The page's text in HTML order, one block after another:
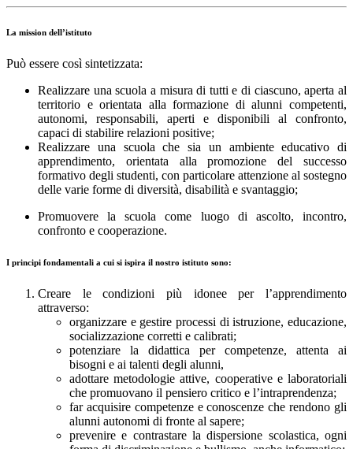
La mission dell’istituto
Può essere così sintetizzata:
Realizzare una scuola a misura di tutti e di ciascuno, aperta al
territorio e orientata alla formazione di alunni competenti,
autonomi, responsabili, aperti e disponibili al confronto,
capaci di stabilire relazioni positive;
Realizzare una scuola che sia un ambiente educativo di
apprendimento, orientata alla promozione del successo
formativo degli studenti, con particolare attenzione al sostegno
delle varie forme di diversità, disabilità e svantaggio;
Promuovere la scuola come luogo di ascolto, incontro,
confronto e cooperazione.
I principi fondamentali a cui si ispira il nostro istituto sono:
Creare le condizioni più idonee per l’apprendimento
attraverso:
organizzare e gestire processi di istruzione, educazione,
socializzazione corretti e calibrati;
potenziare la didattica per competenze, attenta ai
bisogni e ai talenti degli alunni,
adottare metodologie attive, cooperative e laboratoriali
che promuovano il pensiero critico e l’intraprendenza;
far acquisire competenze e conoscenze che rendono gli
alunni autonomi di fronte al sapere;
prevenire e contrastare la dispersione scolastica, ogni